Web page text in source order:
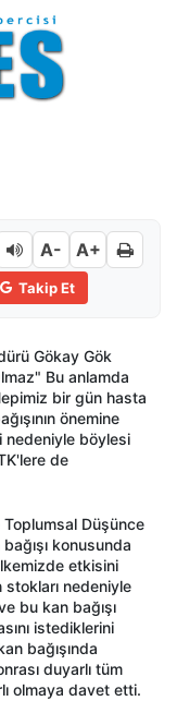
A- A+
Takip Et
Gökay Gök
Bu anlamda
bir gün hasta
önemine
nedeniyle böylesi
de
Toplumsal Düşünce
konusunda
etkisini
nedeniyle
bu kan bağışı
istediklerini
bağışında
duyarlı tüm
olmaya davet etti.